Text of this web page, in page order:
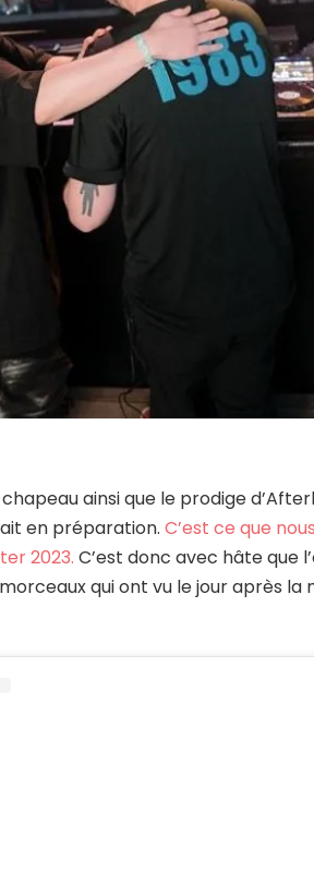
ainsi que le prodige
en préparation.C’est ce que
2023. C’est donc avec hâte que
qui ont vu le jour après la